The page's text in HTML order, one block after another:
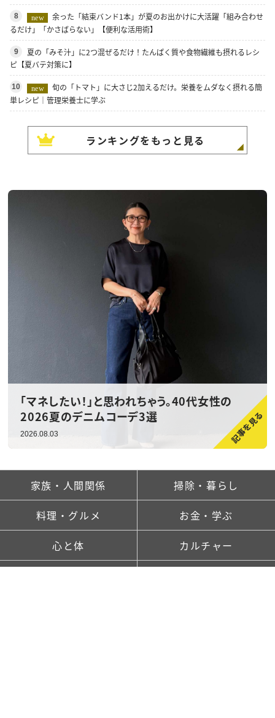
8 new
余った「結束バンド1本」が夏のお出かけに大活躍「組み合わせ
るだけ」「かさばらない」【便利な活用術】
9
夏の「みそ汁」に2つ混ぜるだけ！たんぱく質や食物繊維も摂れるレシ
ピ【夏バテ対策に】
10 new
旬の「トマト」に大さじ2加えるだけ。栄養をムダなく摂れる簡
単レシピ｜管理栄養士に学ぶ
ランキングをもっと見る
「マネしたい！」と思われちゃう。40代女性の
2026夏のデニムコーデ3選
2026.08.03
家族・人間関係 掃除・暮らし
料理・グルメ お金・学ぶ
心と体 カルチャー